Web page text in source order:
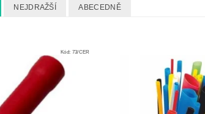
NEJDRAŽŠÍ ABECEDNĚ
Kód: 73/CER